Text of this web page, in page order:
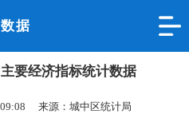
据
要经济指标统计数据
09:08 来源：城中区统计局